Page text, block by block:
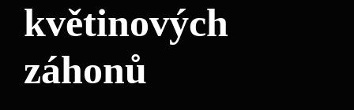
květinových
záhonů